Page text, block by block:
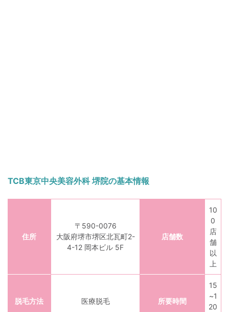
TCB東京中央美容外科 堺院の基本情報
住所
〒590-0076
大阪府堺市堺区北瓦町2-
4-12 岡本ビル 5F
店舗数
10
0
店
舗
以
上
脱毛方法 医療脱毛 所要時間
15
~1
20